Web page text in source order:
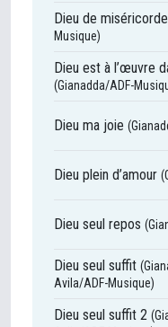
Dieu de
Musique)
Dieu est à l’œuvre
(Gianadda/ADF-
Dieu ma joie
Dieu plein d’amour
Dieu seul repos
Dieu seul suffit
Avila/ADF-Musique)
Dieu seul suffit 2